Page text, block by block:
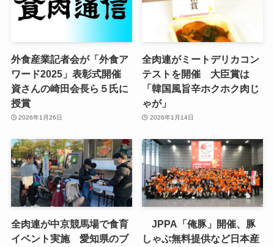
外食産業記者会が「外食ア
ワード2025」表彰式開催
資さんの崎田会長ら５氏に
授賞
2026年1月26日
全肉連がミートデリカコン
テストを開催 大臣賞は
「韓国風旨辛ホクホク肉じ
ゃが」
2026年1月14日
全肉連が中京競馬場で食育
イベント実施 愛知県のブ
JPPA「俺豚」開催、豚
しゃぶ無料提供など日本産